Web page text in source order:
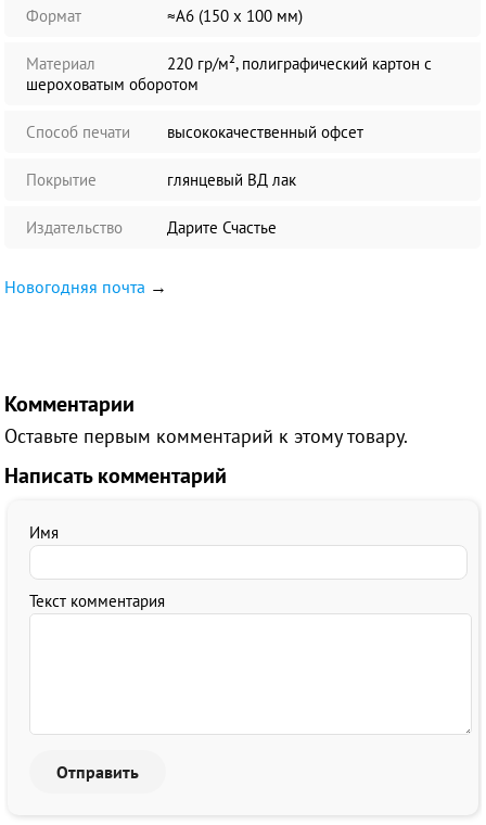
Формат ≈А6 (150 х 100 мм)
Материал
220 гр/м², полиграфический картон с
шероховатым оборотом
Способ печати высококачественный офсет
Покрытие глянцевый ВД лак
Издательство Дарите Счастье
Новогодняя почта →
Комментарии
Оставьте первым комментарий к этому товару.
Написать комментарий
Имя
Текст комментария